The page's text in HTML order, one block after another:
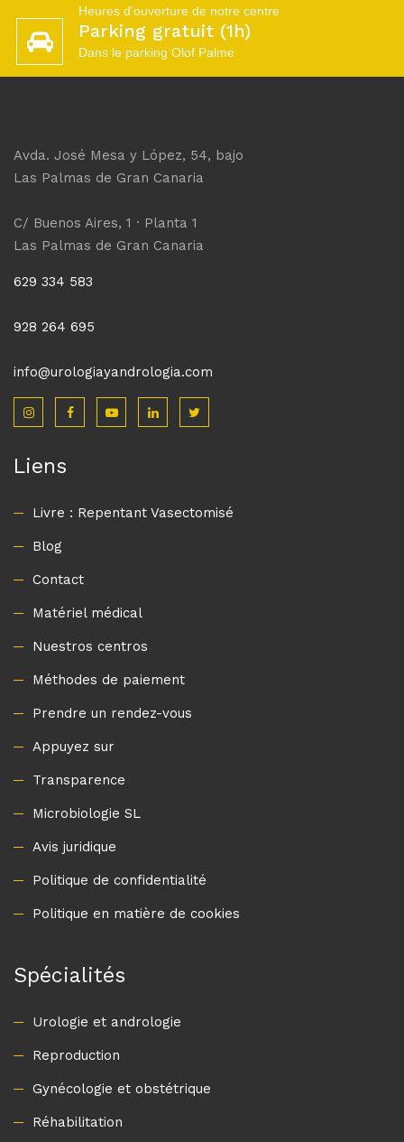
Heures d'ouverture de notre centre
Parking gratuit (1h)
Dans le parking Olof Palme
Avda. José Mesa y López, 54, bajo
Las Palmas de Gran Canaria
C/ Buenos Aires, 1 · Planta 1
Las Palmas de Gran Canaria
629 334 583
928 264 695
info@urologiayandrologia.com
Liens
Livre : Repentant Vasectomisé
Blog
Contact
Matériel médical
Nuestros centros
Méthodes de paiement
Prendre un rendez-vous
Appuyez sur
Transparence
Microbiologie SL
Avis juridique
Politique de confidentialité
Politique en matière de cookies
Spécialités
Urologie et andrologie
Reproduction
Gynécologie et obstétrique
Réhabilitation